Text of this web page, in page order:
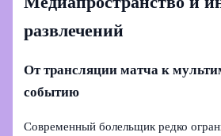
развлечений
От трансляции матча к
событию
Современный болельщик редко